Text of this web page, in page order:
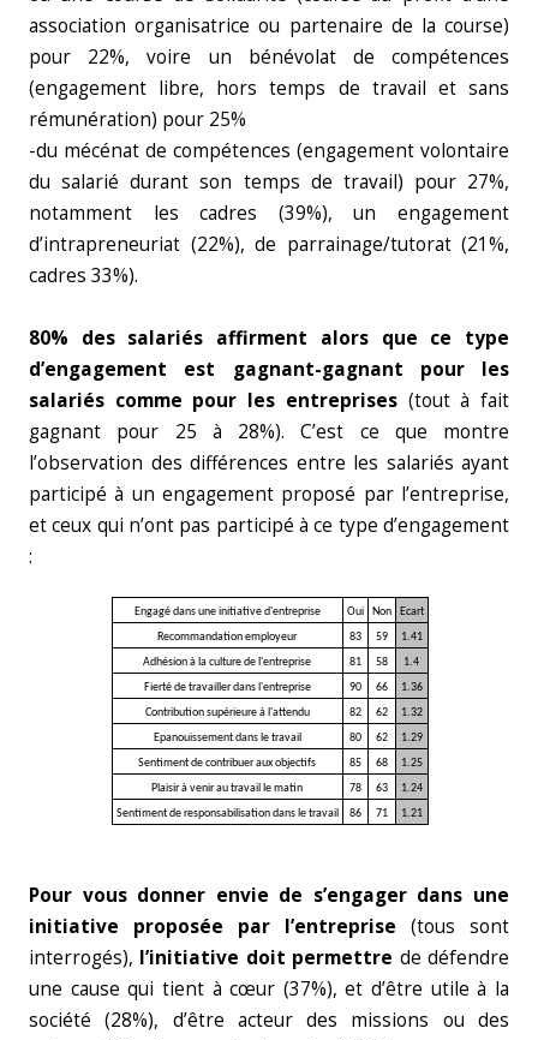
association organisatrice ou partenaire de la course)
pour 22%, voire un bénévolat de compétences
(engagement libre, hors temps de travail et sans
rémunération) pour 25%
-du mécénat de compétences (engagement volontaire
du salarié durant son temps de travail) pour 27%,
notamment les cadres (39%), un engagement
d’intrapreneuriat (22%), de parrainage/tutorat (21%,
cadres 33%).
80% des salariés affirment alors que ce type
d’engagement est gagnant-gagnant pour les
salariés comme pour les entreprises(tout à fait
gagnant pour 25 à 28%). C’est ce que montre
l’observation des différences entre les salariés ayant
participé à un engagement proposé par l’entreprise,
et ceux qui n’ont pas participé à ce type d’engagement
:
Engagé dans une initiative d'entreprise Oui Non
Ecart
Recommandation employeur
83 59
1.41
Adhésion à la culture de l'entreprise
81 58
1.4
Fierté de travailler dans l'entreprise
90 66
1.36
Contribution supérieure à l'attendu
82 62
1.32
Epanouissement dans le travail
80 62
1.29
Sentiment de contribuer aux objectifs
85 68
1.25
Plaisir à venir au travail le matin
78 63
1.24
Sentiment de responsabilisation dans le travail
86 71 1.21
Pour vous donner envie de s’engager dans une
initiative proposée par l’entreprise (tous sont
interrogés), l’initiative doit permettre de défendre
une cause qui tient à cœur (37%), et d’être utile à la
société (28%), d’être acteur des missions ou des